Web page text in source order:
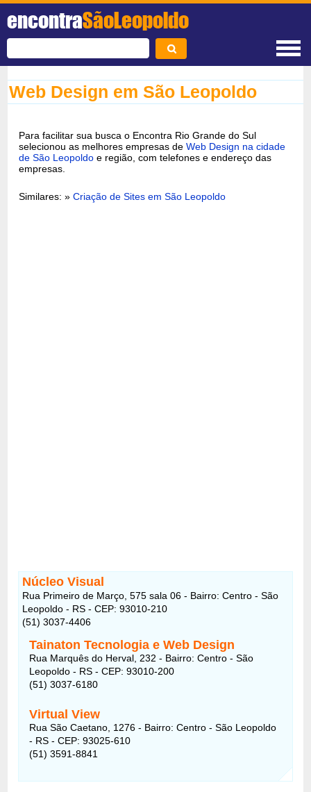
encontraSãoLeopoldo
Web Design em São Leopoldo
Para facilitar sua busca o Encontra Rio Grande do Sul
selecionou as melhores empresas deWeb Design na cidade
de São Leopoldo e região, com telefones e endereço das
empresas.
Similares: »Criação de Sites em São Leopoldo
Núcleo Visual
Rua Primeiro de Março, 575 sala 06 - Bairro: Centro - São
Leopoldo - RS - CEP: 93010-210
(51) 3037-4406
Tainaton Tecnologia e Web Design
Rua Marquês do Herval, 232 - Bairro: Centro - São
Leopoldo - RS - CEP: 93010-200
(51) 3037-6180
Virtual View
Rua São Caetano, 1276 - Bairro: Centro - São Leopoldo
- RS - CEP: 93025-610
(51) 3591-8841